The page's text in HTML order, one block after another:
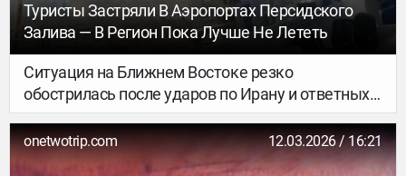
Туристы Застряли В Аэропортах Персидского
Залива — В Регион Пока Лучше Не Лететь
Ситуация на Ближнем Востоке резко
обострилась после ударов по Ирану и ответных
ракетных атак по странам Персидского залива.
onetwotrip.com 12.03.2026 / 16:21